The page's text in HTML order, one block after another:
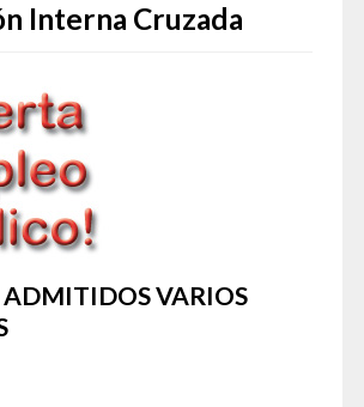
Interna Cruzada
ADMITIDOS VARIOS